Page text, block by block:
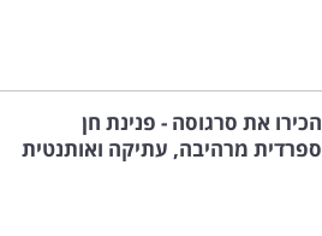
הכירו את סרגוסה - פנינת חן
ספרדית מרהיבה, עתיקה ואותנטית